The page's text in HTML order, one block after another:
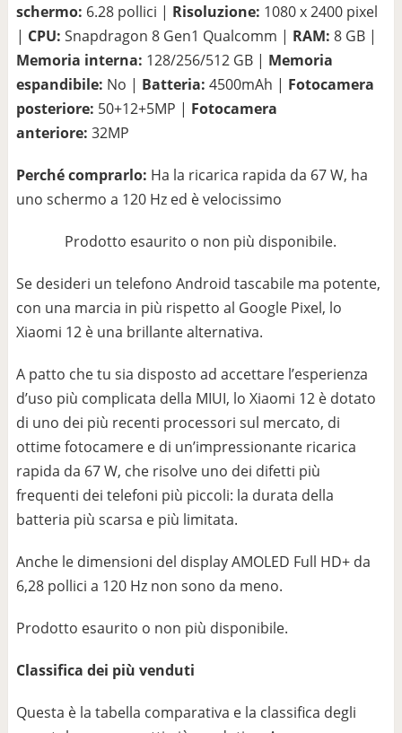
schermo: 6.28 pollici | Risoluzione: 1080 x 2400 pixel
| CPU: Snapdragon 8 Gen1 Qualcomm | RAM: 8 GB |
Memoria interna: 128/256/512 GB | Memoria
espandibile: No | Batteria: 4500mAh | Fotocamera
posteriore: 50+12+5MP | Fotocamera
anteriore: 32MP
Perché comprarlo: Ha la ricarica rapida da 67 W, ha
uno schermo a 120 Hz ed è velocissimo
Prodotto esaurito o non più disponibile.
Se desideri un telefono Android tascabile ma potente,
con una marcia in più rispetto al Google Pixel, lo
Xiaomi 12 è una brillante alternativa.
A patto che tu sia disposto ad accettare l’esperienza
d’uso più complicata della MIUI, lo Xiaomi 12 è dotato
di uno dei più recenti processori sul mercato, di
ottime fotocamere e di un’impressionante ricarica
rapida da 67 W, che risolve uno dei difetti più
frequenti dei telefoni più piccoli: la durata della
batteria più scarsa e più limitata.
Anche le dimensioni del display AMOLED Full HD+ da
6,28 pollici a 120 Hz non sono da meno.
Prodotto esaurito o non più disponibile.
Classifica dei più venduti
Questa è la tabella comparativa e la classifica degli